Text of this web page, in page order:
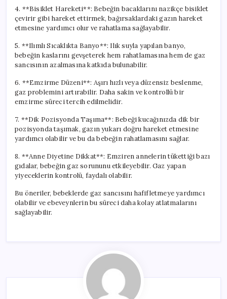
4. **Bisiklet Hareketi**: Bebeğin bacaklarını nazikçe bisiklet
çevirir gibi hareket ettirmek, bağırsaklardaki gazın hareket
etmesine yardımcı olur ve rahatlama sağlayabilir.
5. **Ilımlı Sıcaklıkta Banyo**: Ilık suyla yapılan banyo,
bebeğin kaslarını gevşeterek hem rahatlamasına hem de gaz
sancısının azalmasına katkıda bulunabilir.
6. **Emzirme Düzeni**: Aşırı hızlı veya düzensiz beslenme,
gaz problemini artırabilir. Daha sakin ve kontrollü bir
emzirme süreci tercih edilmelidir.
7. **Dik Pozisyonda Taşıma**: Bebeği kucağınızda dik bir
pozisyonda taşımak, gazın yukarı doğru hareket etmesine
yardımcı olabilir ve bu da bebeğin rahatlamasını sağlar.
8. **Anne Diyetine Dikkat**: Emziren annelerin tükettiği bazı
gıdalar, bebeğin gaz sorununu etkileyebilir. Gaz yapan
yiyeceklerin kontrolü, faydalı olabilir.
Bu öneriler, bebeklerde gaz sancısını hafifletmeye yardımcı
olabilir ve ebeveynlerin bu süreci daha kolay atlatmalarını
sağlayabilir.